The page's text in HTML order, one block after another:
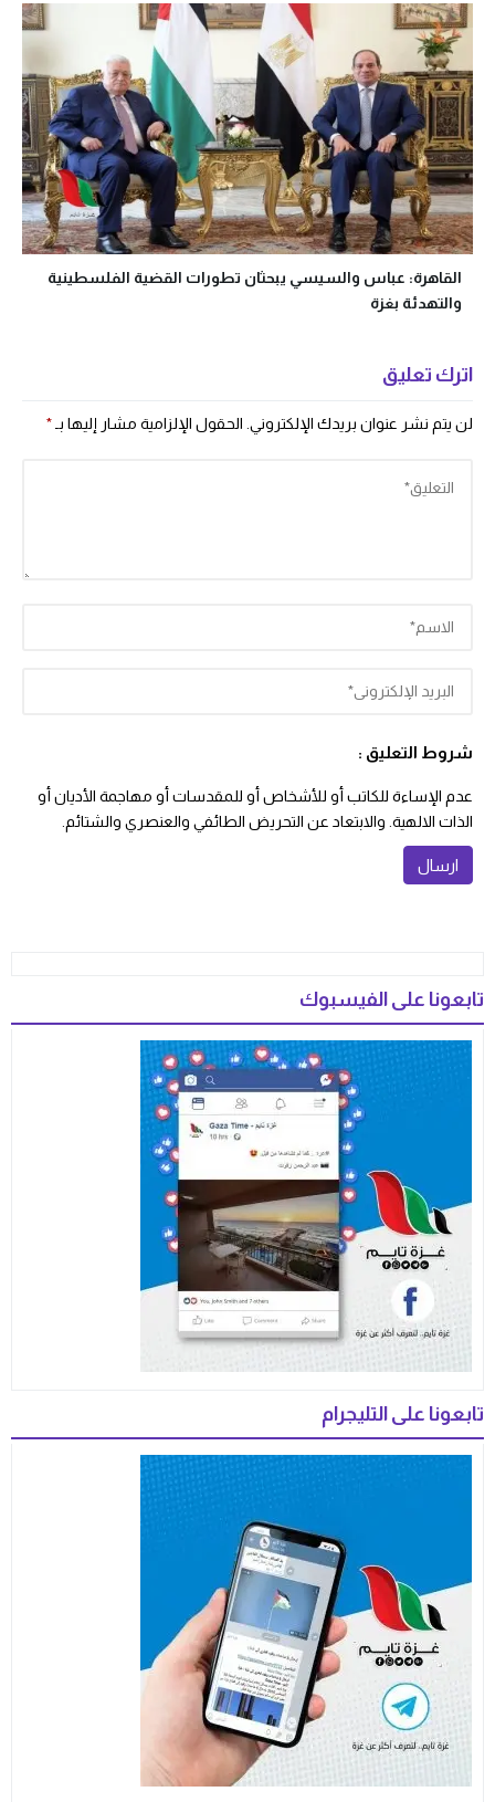
القاهرة: عباس والسيسي يبحثان تطورات القضية الفلسطينية
والتهدئة بغزة
اترك تعليق
لن يتم نشر عنوان بريدك الإلكتروني. الحقول الإلزامية مشار إليها بـ*
شروط التعليق :
عدم الإساءة للكاتب أو للأشخاص أو للمقدسات أو مهاجمة الأديان أو
الذات الالهية. والابتعاد عن التحريض الطائفي والعنصري والشتائم.
تابعونا على الفيسبوك
تابعونا على التليجرام